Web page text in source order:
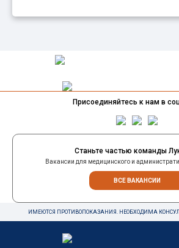
Присоединяйтесь к нам в
Станьте частью команды
Вакансии для медицинского и
ВСЕ ВАКАНСИИ
ИМЕЮТСЯ ПРОТИВОПОКАЗАНИЯ. НЕОБХОДИМА